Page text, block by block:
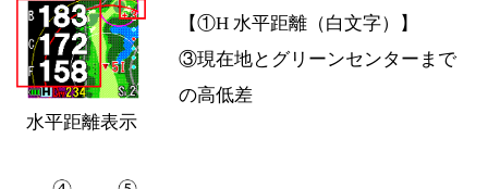
水平距離表示
【①H 水平距離（白文字）】
③現在地とグリーンセンターまで
の高低差